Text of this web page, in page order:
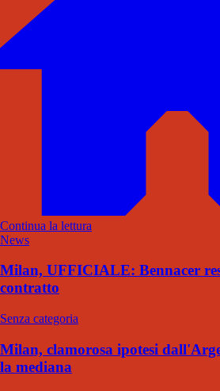
Continua la lettura
News
Milan, UFFICIALE: Bennacer
contratto
Senza categoria
Milan, clamorosa ipotesi
la mediana